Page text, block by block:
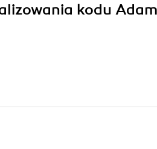
kodu Adam